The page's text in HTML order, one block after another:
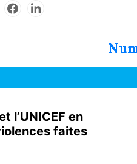
l’UNICEF en
faites